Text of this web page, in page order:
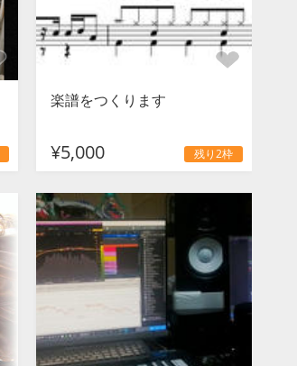
楽譜をつくります
¥5,000 残り2枠